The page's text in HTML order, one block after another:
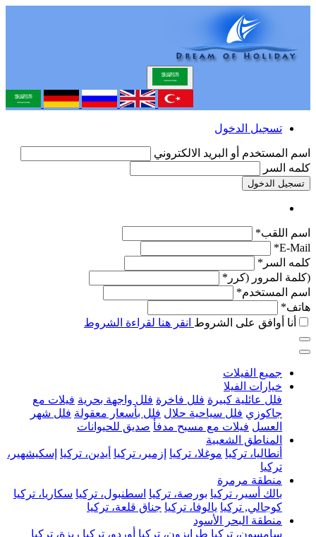
تسجيل الدخول
اسم المستخدم أو البريد الالكتروني
كلمه السر
تسجيل الدخول
اسم اللقب*
E-Mail*
كلمه السر*
(كلمة المرور (كرر*
اسم المستخدم*
هاتف*
أنا أوافق على الشروط انقر هنا لقراءة الشروط
جميع الفيلات
خيارات الفيلا
فلل عائلية كبيرة فلل فاخرة فلل واجهة بحرية فيلات مع
جاكوزي فلل سياحية حلال فلل بأسعار معقولة فلل شهر
العسل فيلات مع مسبح مدفأ صديق للحيوانات
المناطق الشعبية
أنطاليا، تركيا موغلا، تركيا إزمير، تركيا أيدين، تركيا إسكيشهير،
تركيا
منطقة مرمرة
بالك أسير، تركيا بورصة، تركيا اسطنبول، تركيا سكاريا، تركيا
كوجالي, تركيا يالوفا، تركيا جناق قلعة، تركيا
منطقة البحر الأسود
سامسون، تركيا طرابزون، تركيا أوردو، تركيا ريزة، تركيا